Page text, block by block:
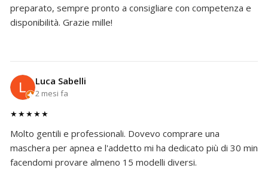
preparato, sempre pronto a consigliare con competenza e
disponibilità. Grazie mille!
Luca Sabelli
2 mesi fa
★★★★★
Molto gentili e professionali. Dovevo comprare una
maschera per apnea e l'addetto mi ha dedicato più di 30 min
facendomi provare almeno 15 modelli diversi.